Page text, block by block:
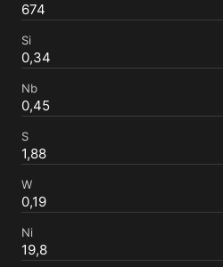
674
Si
0,34
Nb
0,45
S
1,88
W
0,19
Ni
19,8